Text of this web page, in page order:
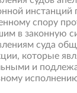
инстанций
спору
в законную
суда
которые
и